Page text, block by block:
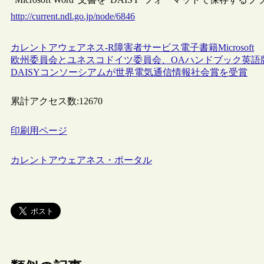
http://current.ndl.go.jp/node/6846
カレントアウェアネス-R障害者サービス電子書籍Microsoft
欧州委員会とユネスコドイツ委員会、OAハンドブック英語
DAISYコンソーシアムが世界電気通信情報社会賞を受賞
累計アクセス数:12670
印刷用ページ
カレントアウェアネス・ポータル